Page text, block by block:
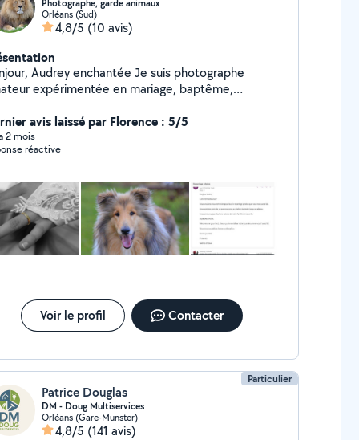
Photographe, garde animaux
Orléans (Sud)
4,8/5 (10 avis)
Audrey enchantée Je suis photographe
expérimentée en mariage, baptême,
J'adore les animaux, j'ai été élevé
chiens ( Yorkshire, colley ), chats, poissons,
cochon d'Inde. Au besoin je peux faire leur
avis laissé par Florence : 5/5
2 mois
réactive
Voir le profil Contacter
Particulier
Patrice Douglas
DM - Doug Multiservices
Orléans (Gare-Munster)
4,8/5 (141 avis)